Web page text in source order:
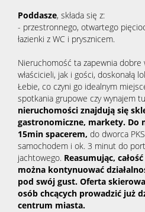
Poddasze, składa się z:
- przestronnego, otwartego
łazienki z WC i prysznicem.
Nieruchomość ta zapewnia dobre
właścicieli, jak i gości, doskonałą
Łebie, co czyni go idealnym
spotkania grupowe czy wynajem
nieruchomości znajdują się
gastronomiczne, markety. Do
15min spacerem, do dworca
samochodem i ok. 3 minut do
jachtowego. Reasumując,
można kontynuować
pod swój gust. Oferta
osób chcących prowadzić już
centrum miasta.